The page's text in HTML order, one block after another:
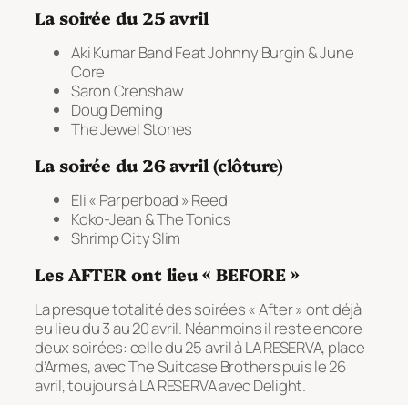
La soirée du 25 avril
Aki Kumar Band Feat Johnny Burgin & June
Core
Saron Crenshaw
Doug Deming
The Jewel Stones
La soirée du 26 avril (clôture)
Eli « Parperboad » Reed
Koko-Jean & The Tonics
Shrimp City Slim
Les AFTER ont lieu « BEFORE »
La presque totalité des soirées « After » ont déjà
eu lieu du 3 au 20 avril. Néanmoins il reste encore
deux soirées: celle du 25 avril à LA RESERVA, place
d’Armes, avec The Suitcase Brothers puis le 26
avril, toujours à LA RESERVA avec Delight.